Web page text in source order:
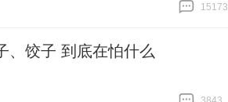
15173
、饺子 到底在怕什么